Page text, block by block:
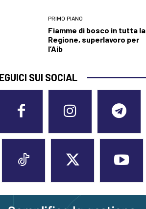
PRIMO PIANO
Fiamme di bosco in tutta la
Regione, superlavoro per
l’Aib
SUI SOCIAL